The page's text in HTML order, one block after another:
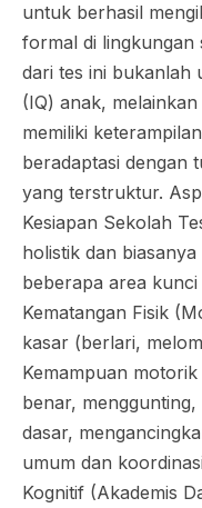
untuk berhasil
formal di lingkungan
dari tes ini bukanlah
(IQ) anak,
memiliki
beradaptasi dengan
yang terstruktur.
Kesiapan Sekolah
holistik dan
beberapa area
Kematangan Fisik
kasar (berlari,
Kemampuan
benar,
dasar,
umum dan
Kognitif (Akademis